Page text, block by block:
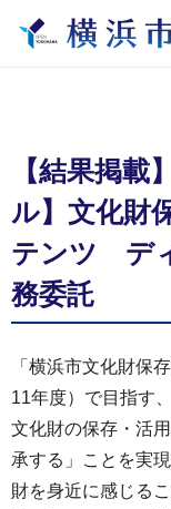
【結果掲載
ル】文化財
テンツ デ
務委託
「横浜市文化財保
11年度）で目指す
文化財の保存・活
承する」ことを実
財を身近に感じる